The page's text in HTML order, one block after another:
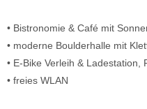
• Bistronomie & Café mit
• moderne Boulderhalle mit
• E-Bike Verleih & Ladestation,
• freies WLAN